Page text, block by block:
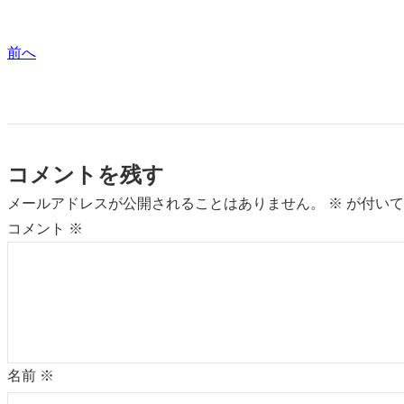
前へ
コメントを残す
メールアドレスが公開されることはありません。 ※ が付い
コメント ※
名前 ※